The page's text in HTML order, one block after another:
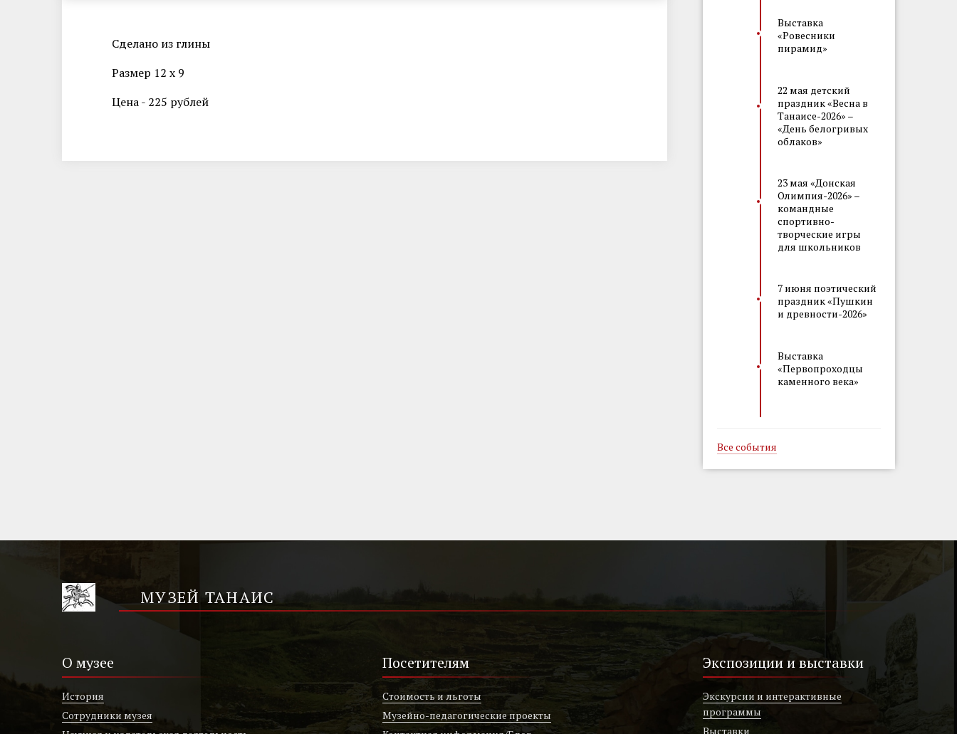
Сделано из глины
Размер 12 х 9
Цена - 225 рублей
Выставка
«Ровесники
пирамид»
22 мая детский
праздник «Весна в
Танаисе-2026» –
«День белогривых
облаков»
23 мая «Донская
Олимпия-2026» –
командные
спортивно-
творческие игры
для школьников
7 июня поэтический
праздник «Пушкин
и древности-2026»
Выставка
«Первопроходцы
каменного века»
Все события
МУЗЕЙ ТАНАИС
О музее
История
Сотрудники музея
Посетителям
Стоимость и льготы
Музейно-педагогические проекты
Экспозиции и выставки
Экскурсии и интерактивные
программы
Выставки